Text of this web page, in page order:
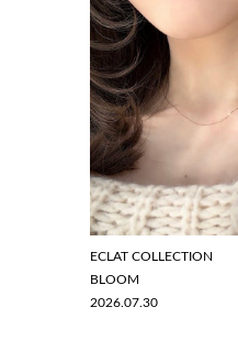
ECLAT COLLECTION
BLOOM
2026.07.30